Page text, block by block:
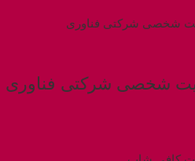
شخصی شرکتی فناوری